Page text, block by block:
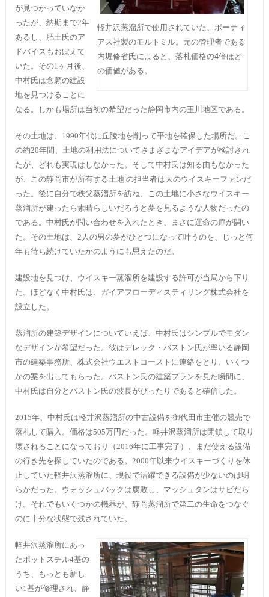
軽井沢蒸溜所で使用されていた、ポーティ
アス社製のモルトミル。元の管理者である
内堀修省氏によると、落札価格の4倍ほど
の価値がある。
が見つかっていなか
ったが、納期まで2年
あるし、肥土氏のア
ドバイスもおぼえて
いた。その1ヶ月後、
中村氏は念願の建設
地を見つけることに
なる。しかも場所は当初の希望だった静岡市内の玉川地区である。
その土地は、1990年代に丘陵地を削って平地を確保した場所だ。こ
の約20年間、土地の利用法についてさまざまなアイデアが検討され
たが、どれも実現はしなかった。そして中村氏は知る由もなかった
が、この静岡市が所有する土地 の担当者は大のウイスキーファンだ
った。後に自分で秩父蒸溜所を訪ね、この土地に小さなウイスキー
蒸溜所が建ったら素晴らしいだろうと夢を見るような人物だったの
である。中村氏が問い合わせを入れたとき、まさに運命の扉が開い
た。その土地は、2人の男の夢がひとつになって叶うのを、じっと何
年も待ち続けていたかのようにも思えたのだ。
建設地を見つけ、ウイスキー蒸溜所を建設する許可が当局から下り
た。ほどなく中村氏は、ガイアフローディスティリング株式会社を
設立した。
蒸溜所の建築デザインについていえば、中村氏はシンプルでモダン
なデザインが希望だった。彼はデレック・バストン氏が率いる静岡
市の建築事務所、株式会社ウエストコーストに連絡をとり、いくつ
かの案を出してもらった。バストン氏の建築プランを見た瞬間に、
中村氏は自分とバストン氏の波長がぴったりであると確信した。
2015年、中村氏は軽井沢蒸溜所の中古設備を御代田市主催の競売で
落札して購入。価格は505万円だった。軽井沢蒸溜所は閉鎖して取り
壊されることになっており（2016年に工事完了）、まだ使える設備
の行き先を探していたのである。2000年以来ウイスキーづくりを休
止していた軽井沢蒸溜所に、現役で活躍できる設備が少ないのは明
らかだった。ウォッシュバックは腐敗し、マッシュタンはサビだら
け。それでもいくつかの機器が、静岡蒸溜所で第二の生命をつなぐ
のに十分な状態で残されていた。
軽井沢蒸溜所にあっ
たポットスチル4基の
うち、もっとも新し
い1基が修理され、静